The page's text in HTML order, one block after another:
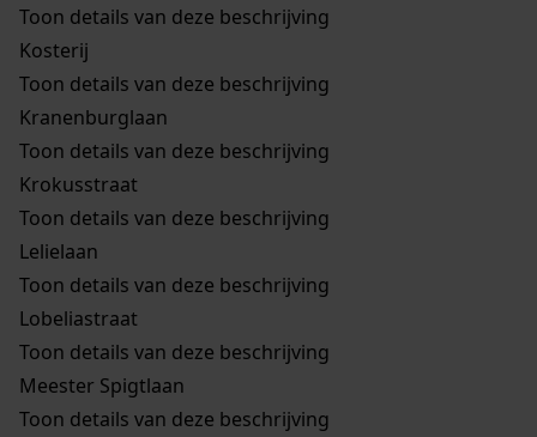
Toon details van deze beschrijving
Kosterij
Toon details van deze beschrijving
Kranenburglaan
Toon details van deze beschrijving
Krokusstraat
Toon details van deze beschrijving
Lelielaan
Toon details van deze beschrijving
Lobeliastraat
Toon details van deze beschrijving
Meester Spigtlaan
Toon details van deze beschrijving